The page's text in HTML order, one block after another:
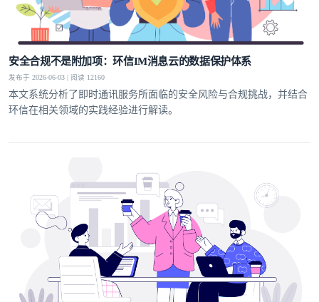
安全合规不是附加项：环信IM消息云的数据保护体系
发布于 2026-06-03 | 阅读 12160
本文系统分析了即时通讯服务所面临的安全风险与合规挑战，并结合
环信在相关领域的实践经验进行解读。